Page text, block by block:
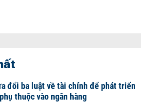
đổi ba luật về tài chính để phát triển
thuộc vào ngân hàng